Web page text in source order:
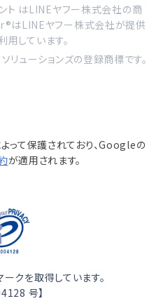
はLINEヤフー株式会社の商
はLINEヤフー株式会社が提供
しています。
ューションズの登録商標です。
って保護されており、Googleの
が適用されます。
クを取得しています。
号】